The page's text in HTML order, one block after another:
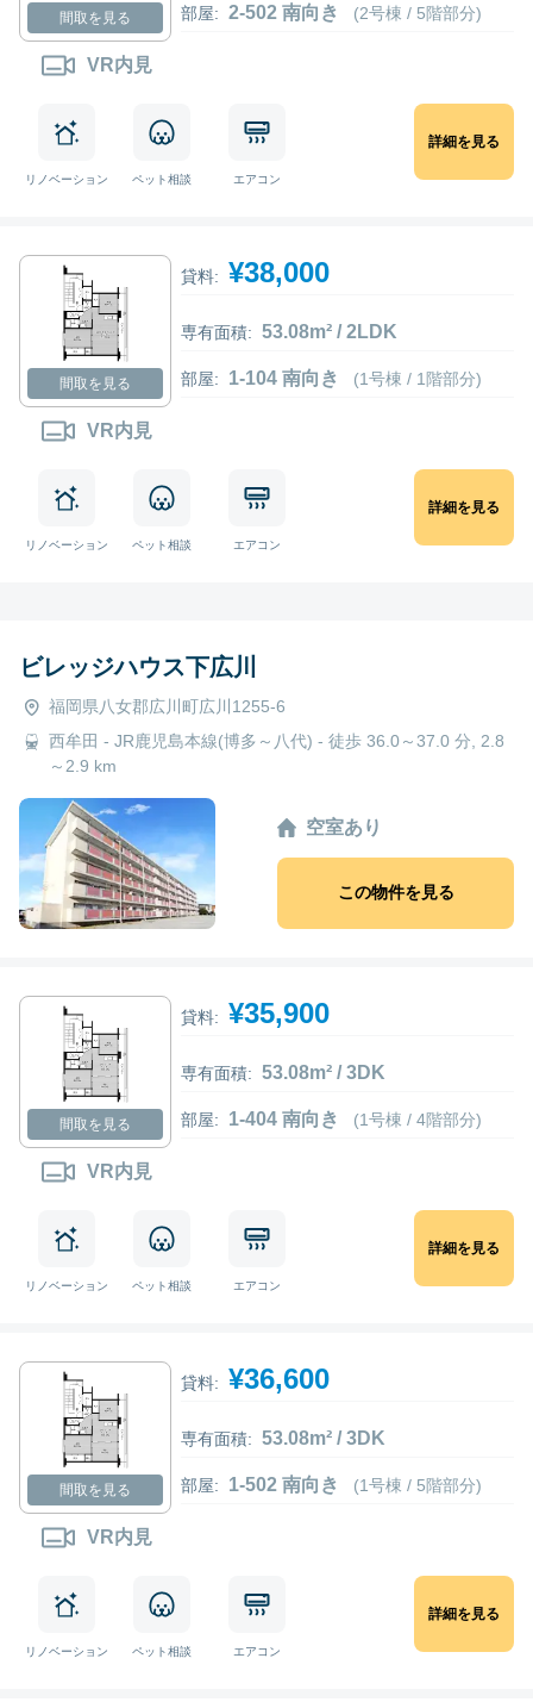
間取を見る
VR内見
部屋: 2-502 南向き (2号棟 / 5階部分)
リノベーション ペット相談 エアコン
詳細を見る
間取を見る
VR内見
貸料: ¥38,000
専有面積: 53.08m² / 2LDK
部屋: 1-104 南向き (1号棟 / 1階部分)
リノベーション ペット相談 エアコン
詳細を見る
ビレッジハウス下広川
福岡県八女郡広川町広川1255-6
西牟田 - JR鹿児島本線(博多～八代) - 徒歩 36.0～37.0 分, 2.8
～2.9 km
空室あり
この物件を見る
間取を見る
VR内見
貸料: ¥35,900
専有面積: 53.08m² / 3DK
部屋: 1-404 南向き (1号棟 / 4階部分)
リノベーション ペット相談 エアコン
詳細を見る
間取を見る
VR内見
貸料: ¥36,600
専有面積: 53.08m² / 3DK
部屋: 1-502 南向き (1号棟 / 5階部分)
リノベーション ペット相談 エアコン
詳細を見る